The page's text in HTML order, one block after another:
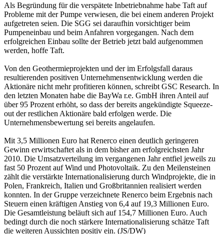
Als Begründung für die verspätete Inbetriebnahme habe Taft auf
Probleme mit der Pumpe verwiesen, die bei einem anderen Projekt
aufgetreten seien. Die SGG sei daraufhin vorsichtiger beim
Pumpeneinbau und beim Anfahren vorgegangen. Nach dem
erfolgreichen Einbau sollte der Betrieb jetzt bald aufgenommen
werden, hoffe Taft.
Von den Geothermieprojekten und der im Erfolgsfall daraus
resultierenden positiven Unternehmensentwicklung werden die
Aktionäre nicht mehr profitieren können, schreibt GSC Research. In
den letzten Monaten habe die BayWa r.e. GmbH ihren Anteil auf
über 95 Prozent erhöht, so dass der bereits angekündigte Squeeze-
out der restlichen Aktionäre bald erfolgen werde. Die
Unternehmensbewertung sei bereits angelaufen.
Mit 3,5 Millionen Euro hat Renerco einen deutlich geringeren
Gewinn erwirtschaftet als in dem bisher am erfolgreichsten Jahr
2010. Die Umsatzverteilung im vergangenen Jahr entfiel jeweils zu
fast 50 Prozent auf Wind und Photovoltaik. Zu den Meilensteinen
zählt die verstärkte Internationalisierung durch Windprojekte, die in
Polen, Frankreich, Italien und Großbritannien realisiert werden
konnten. In der Gruppe verzeichnete Renerco beim Ergebnis nach
Steuern einen kräftigen Anstieg von 6,4 auf 19,3 Millionen Euro.
Die Gesamtleistung beläuft sich auf 154,7 Millionen Euro. Auch
bedingt durch die noch stärkere Internationalisierung schätze Taft
die weiteren Aussichten positiv ein. (JS/DW)